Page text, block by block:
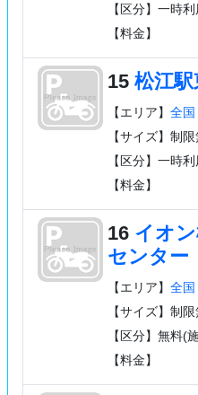
【区分】一時
【料金】
15 松江
【エリア】 全国
【サイズ】制
【区分】一時
【料金】
16 イオ
センター
【エリア】 全国
【サイズ】制
【区分】無料(
【料金】